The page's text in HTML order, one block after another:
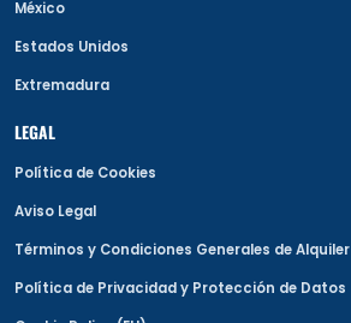
México
Estados Unidos
Extremadura
LEGAL
Política de Cookies
Aviso Legal
Términos y Condiciones Generales de Alquiler
Política de Privacidad y Protección de Datos